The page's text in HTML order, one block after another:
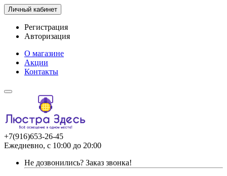
Личный кабинет
Регистрация
Авторизация
О магазине
Акции
Контакты
+7(916)653-26-45
Ежедневно, с 10:00 до 20:00
Не дозвонились? Заказ звонка!